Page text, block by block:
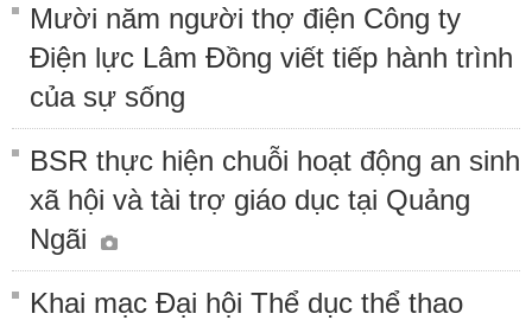
Mười năm người thợ điện Công ty
Điện lực Lâm Đồng viết tiếp hành trình
của sự sống
BSR thực hiện chuỗi hoạt động an sinh
xã hội và tài trợ giáo dục tại Quảng
Ngãi
Khai mạc Đại hội Thể dục thể thao